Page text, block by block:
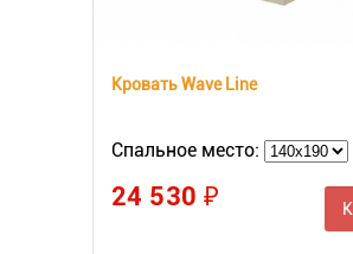
Кровать Wave Line
Спальное место:
24 530 ₽